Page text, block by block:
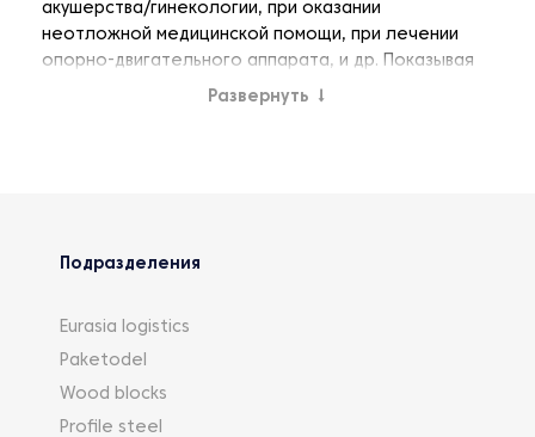
акушерства/гинекологии, при оказании
неотложной медицинской помощи, при лечении
опорно-двигательного аппарата, и др. Показывая
органы, ткани и функции внутри человеческого
Развернуть ↓
Подразделения
Eurasia logistics
Paketodel
Wood blocks
Profile steel